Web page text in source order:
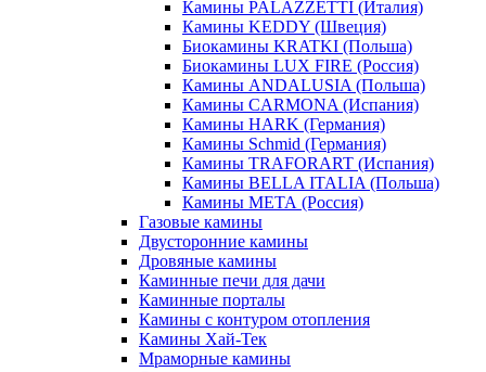
Камины PALAZZETTI (Италия)
Камины KEDDY (Швеция)
Биокамины KRATKI (Польша)
Биокамины LUX FIRE (Россия)
Камины ANDALUSIA (Польша)
Камины CARMONA (Испания)
Камины HARK (Германия)
Камины Schmid (Германия)
Камины TRAFORART (Испания)
Камины BELLA ITALIA (Польша)
Камины МЕТА (Россия)
Газовые камины
Двусторонние камины
Дровяные камины
Каминные печи для дачи
Каминные порталы
Камины с контуром отопления
Камины Хай-Тек
Мраморные камины